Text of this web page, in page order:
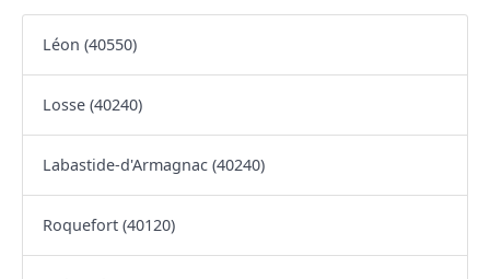
Léon (40550)
Losse (40240)
Labastide-d'Armagnac (40240)
Roquefort (40120)